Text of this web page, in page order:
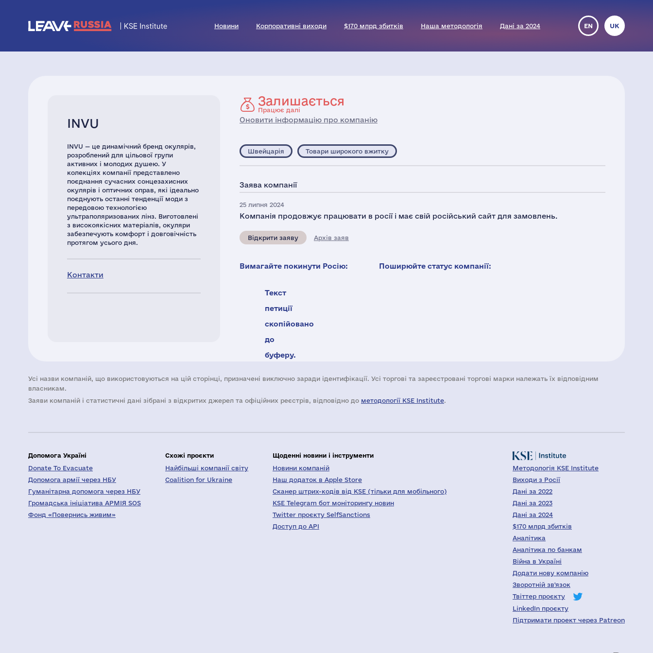
Новини Корпоративні виходи $170 млрд збитків Наша методологія Дані за 2024 EN UK
INVU
INVU — це динамічний бренд окулярів,
розроблений для цільової групи
активних і молодих душею. У
колекціях компанії представлено
поєднання сучасних сонцезахисних
окулярів і оптичних оправ, які ідеально
поєднують останні тенденції моди з
передовою технологією
ультраполяризованих лінз. Виготовлені
з високоякісних матеріалів, окуляри
забезпечують комфорт і довговічність
протягом усього дня.
Контакти
Залишається
Працює далі
Оновити інформацію про компанію
Швейцарія Товари широкого вжитку
Заява компанії
25 липня 2024
Компанія продовжує працювати в росії і має свій російський сайт для замовлень.
Відкрити заяву Архів заяв
Вимагайте покинути Росію:
Текст
петиції
скопійовано
до
буферу.
Поширюйте статус компанії:
Усі назви компаній, що використовуються на цій сторінці, призначені виключно заради ідентифікації. Усі торгові та зареєстровані торгові марки належать їх відповідним
власникам.
Заяви компаній i статистичні дані зібрані з відкритих джерел та офіційних реєстрів, відповідно до методології KSE Institute.
Допомога Україні
Donate To Evacuate
Допомога армії через НБУ
Гуманітарна допомога через НБУ
Громадська ініціатива АРМІЯ SOS
Фонд «Повернись живим»
Схожі проєкти
Найбільші компанії світу
Coalition for Ukraine
Щоденні новини і інструменти
Новини компаній
Наш додаток в Apple Store
Сканер штрих-кодів від KSE (тільки для мобільного)
KSE Telegram бот моніторингу новин
Twitter проєкту SelfSanctions
Доступ до API
Методологія KSE Institute
Виходи з Росії
Дані за 2022
Дані за 2023
Дані за 2024
$170 млрд збитків
Аналітика
Аналітика по банкам
Війна в Україні
Додати нову компанію
Зворотній зв'язок
Твіттер проєкту
LinkedIn проєкту
Підтримати проект через Patreon